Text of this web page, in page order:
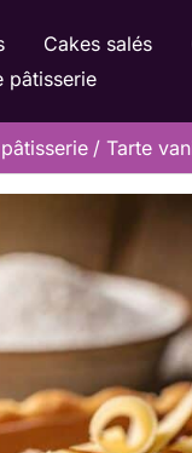
Cakes salés
pâtisserie
Tarte